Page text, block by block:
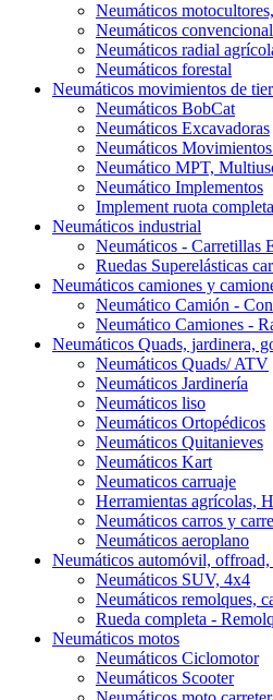
Neumáticos
Neumáticos
Neumáticos radial
Neumáticos forestal
Neumáticos movimientos de
Neumáticos BobCat
Neumáticos Excavadoras
Neumáticos
Neumático MPT,
Neumático Implementos
Implement ruota completa
Neumáticos industrial
Neumáticos - Carretillas
Ruedas Superelásticas
Neumáticos camiones y
Neumático Camión -
Neumático Camiones -
Neumáticos Quads, jardinera,
Neumáticos Quads/ ATV
Neumáticos Jardinería
Neumáticos liso
Neumáticos Ortopédicos
Neumáticos Quitanieves
Neumáticos Kart
Neumaticos carruaje
Herramientas agrícolas,
Neumáticos carros y
Neumáticos aeroplano
Neumáticos automóvil, offroad,
Neumáticos SUV, 4x4
Neumáticos remolques,
Rueda completa -
Neumáticos motos
Neumáticos Ciclomotor
Neumáticos Scooter